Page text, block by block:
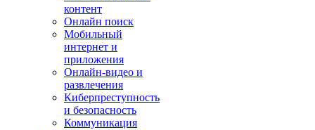
контент
Онлайн поиск
Мобильный
интернет и
приложения
Онлайн-видео и
развлечения
Киберпреступность
и безопасность
Коммуникация